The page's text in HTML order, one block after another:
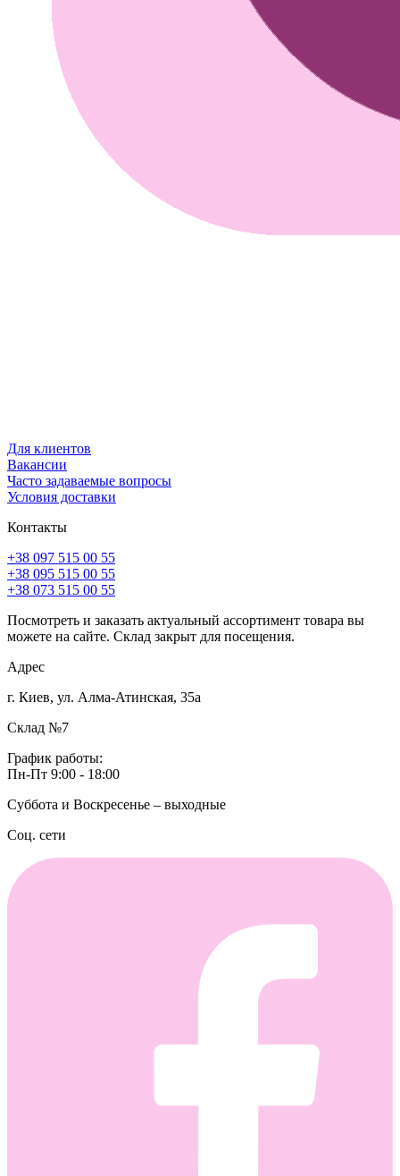
Для клиентов
Вакансии
Часто задаваемые вопросы
Условия доставки
Контакты
+38 097 515 00 55
+38 095 515 00 55
+38 073 515 00 55
Посмотреть и заказать актуальный ассортимент товара вы
можете на сайте. Склад закрыт для посещения.
Адрес
г. Киев, ул. Алма-Атинская, 35а
Склад №7
График работы:
Пн-Пт 9:00 - 18:00
Суббота и Воскресенье – выходные
Соц. сети